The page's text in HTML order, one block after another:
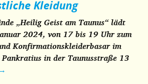
Kleidung
„Heilig Geist am Taunus“ lädt
2024, von 17 bis 19 Uhr zum
Konfirmationskleiderbasar im
Pankratius in der Taunusstraße 13
→